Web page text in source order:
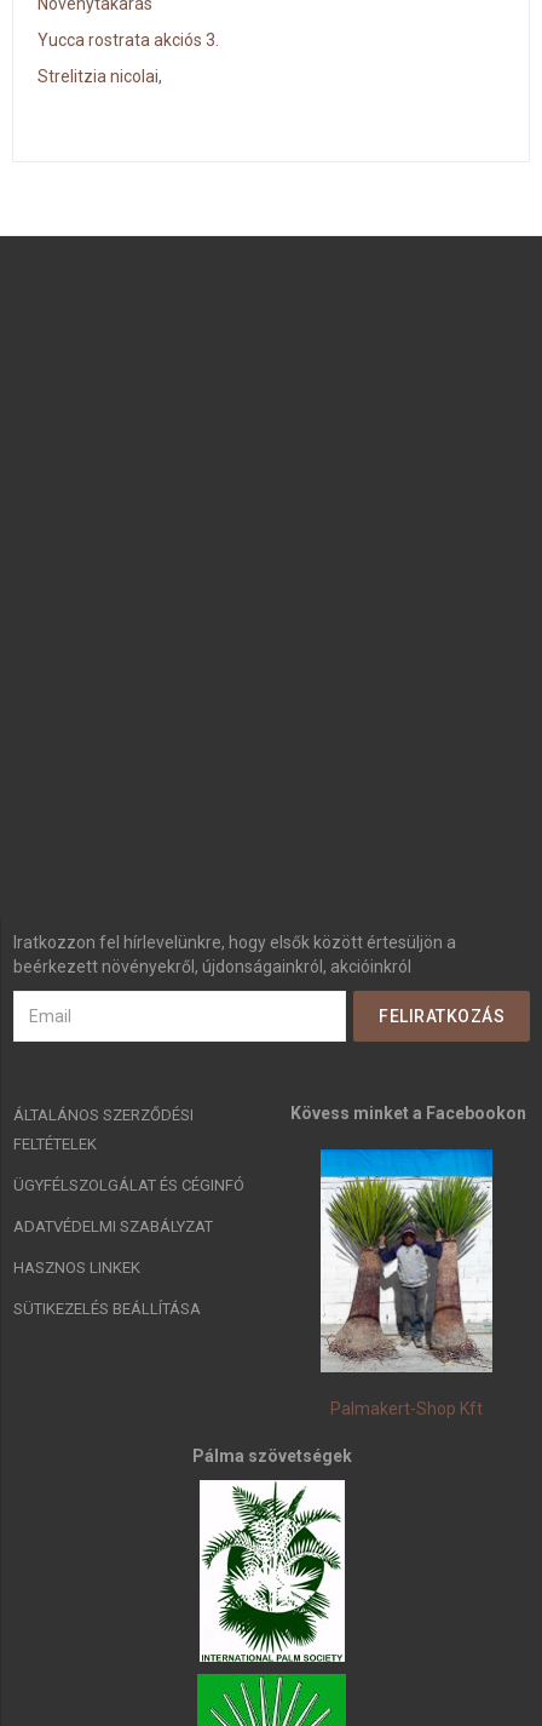
Yucca rostrata akciós 3.
Strelitzia nicolai,
Iratkozzon fel hírlevelünkre, hogy elsők között értesüljön a
beérkezett növényekről, újdonságainkról, akcióinkról
ÁLTALÁNOS SZERZŐDÉSI
FELTÉTELEK
ÜGYFÉLSZOLGÁLAT ÉS CÉGINFÓ
ADATVÉDELMI SZABÁLYZAT
HASZNOS LINKEK
SÜTIKEZELÉS BEÁLLÍTÁSA
Kövess minket a Facebookon
Palmakert-Shop Kft
Pálma szövetségek